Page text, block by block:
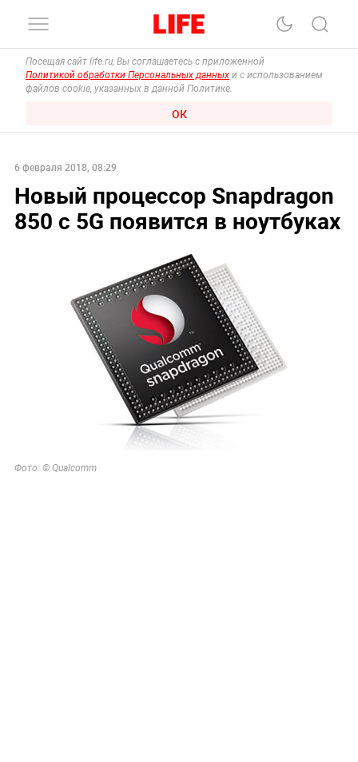
Посещая сайт life.ru, Вы соглашаетесь с приложенной
Политикой обработки Персональных данных и с использованием
файлов cookie, указанных в данной Политике.
ОК
6 февраля 2018, 08:29
Новый процессор Snapdragon
850 с 5G появится в ноутбуках
Фото: © Qualcomm